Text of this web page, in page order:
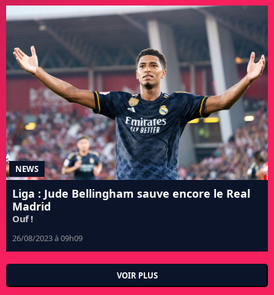
NEWS
Liga : Jude Bellingham sauve encore le Real
Madrid
Ouf !
26/08/2023 à 09h09
VOIR PLUS